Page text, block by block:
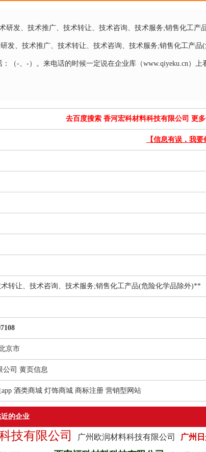
研发、技术推广、技术转让、技术咨询、技术服务;销售化工产
发、技术推广、技术转让、技术咨询、技术服务;销售化工产品
（-、-）。来电话的时候一定说在企业库（www.qiyeku.cn）上
去百度搜索 香河宏科材料科技有限公司 更
【信息有误，我要
转让、技术咨询、技术服务;销售化工产品(危险化学品除外)**
京市
公司 黄页信息
酒类商城 灯饰商城 商标注册 营销型网站
的企业
技有限公司 广州欧润材料科技有限公司 广州